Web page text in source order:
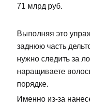
71 млрд руб.
Выполняя это
заднюю часть
нужно следить за
наращиваете
порядке.
Именно из-за